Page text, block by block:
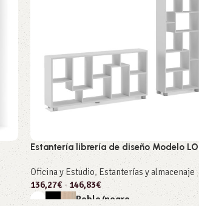
Estantería librería de diseño Modelo
Oficina y Estudio, Estanterías y almacenaje
136,27€- 146,83€
Roble/negro